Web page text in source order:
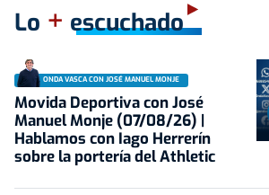
Lo + escuchado
ONDA VASCA CON JOSÉ MANUEL MONJE
Movida Deportiva con José
Manuel Monje (07/08/26) |
Hablamos con Iago Herrerín
sobre la portería del Athletic